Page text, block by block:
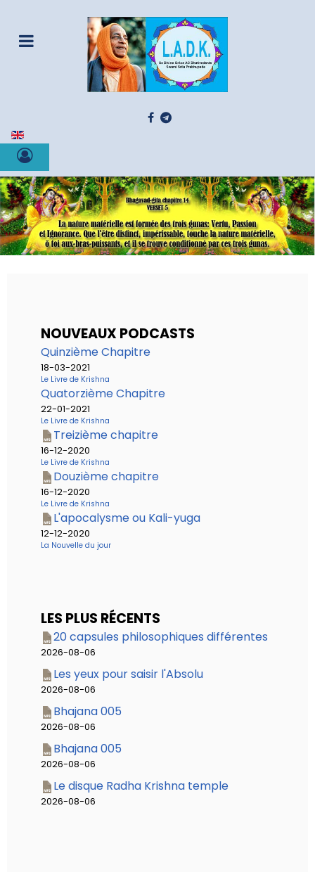
Sélectionnez votre langue
NOUVEAUX PODCASTS
Quinzième Chapitre
18-03-2021
Le Livre de Krishna
Quatorzième Chapitre
22-01-2021
Le Livre de Krishna
Treizième chapitre
16-12-2020
Le Livre de Krishna
Douzième chapitre
16-12-2020
Le Livre de Krishna
L'apocalysme ou Kali-yuga
12-12-2020
La Nouvelle du jour
LES PLUS RÉCENTS
20 capsules philosophiques différentes
2026-08-06
Les yeux pour saisir l'Absolu
2026-08-06
Bhajana 005
2026-08-06
Bhajana 005
2026-08-06
Le disque Radha Krishna temple
2026-08-06